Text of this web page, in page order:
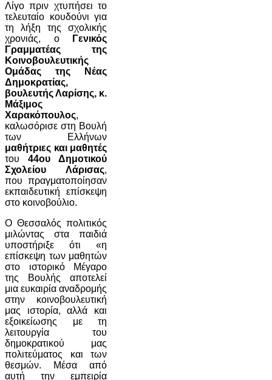
Λίγο πριν χτυπήσει το
τελευταίο κουδούνι για
τη λήξη της σχολικής
χρονιάς, ο
Γενικός
Γραμματέας της
Κοινοβουλευτικής
Ομάδας της Νέας
Δημοκρατίας,
βουλευτής Λαρίσης, κ.
Μάξιμος
Χαρακόπουλος,
καλωσόρισε στη Βουλή
των Ελλήνων
μαθήτριες και μαθητές
του44ου Δημοτικού
Σχολείου Λάρισας,
που πραγματοποίησαν
εκπαιδευτική επίσκεψη
στο κοινοβούλιο.
Ο Θεσσαλός πολιτικός
μιλώντας στα παιδιά
υποστήριξε ότι «η
επίσκεψη των μαθητών
στο ιστορικό Μέγαρο
της Βουλής αποτελεί
μια ευκαιρία αναδρομής
στην κοινοβουλευτική
μας ιστορία, αλλά και
εξοικείωσης με τη
λειτουργία του
δημοκρατικού μας
πολιτεύματος και των
θεσμών. Μέσα από
αυτή την εμπειρία